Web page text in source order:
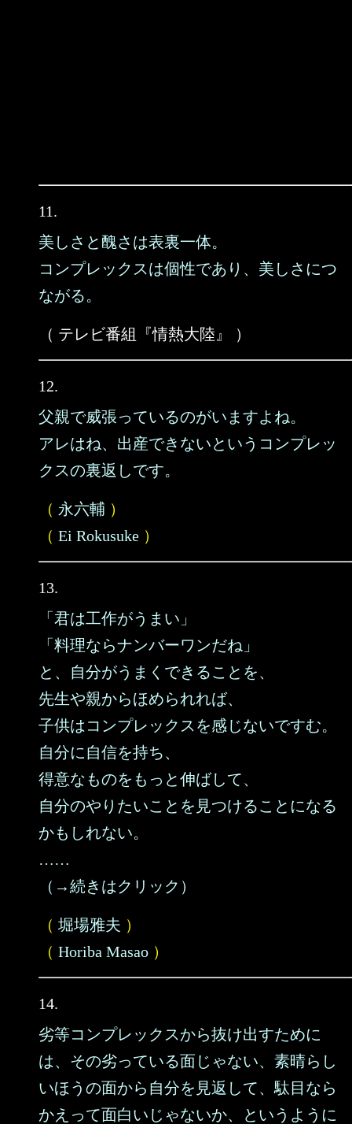
11.
美しさと醜さは表裏一体。
コンプレックスは個性であり、美しさにつ
ながる。
（ テレビ番組『情熱大陸』 ）
12.
父親で威張っているのがいますよね。
アレはね、出産できないというコンプレッ
クスの裏返しです。
（ 永六輔 ）
（ Ei Rokusuke ）
13.
「君は工作がうまい」
「料理ならナンバーワンだね」
と、自分がうまくできることを、
先生や親からほめられれば、
子供はコンプレックスを感じないですむ。
自分に自信を持ち、
得意なものをもっと伸ばして、
自分のやりたいことを見つけることになる
かもしれない。
……
（→続きはクリック）
（ 堀場雅夫 ）
（ Horiba Masao ）
14.
劣等コンプレックスから抜け出すために
は、その劣っている面じゃない、素晴らし
いほうの面から自分を見返して、駄目なら
かえって面白いじゃないか、というように